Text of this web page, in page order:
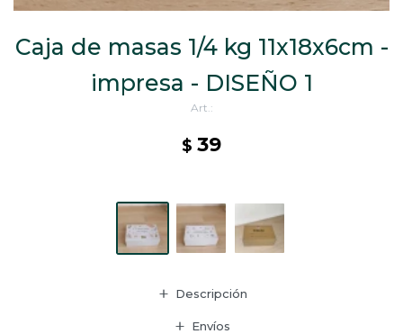
Caja de masas 1/4 kg 11x18x6cm -
impresa - DISEÑO 1
$ 39
Descripción
Envíos